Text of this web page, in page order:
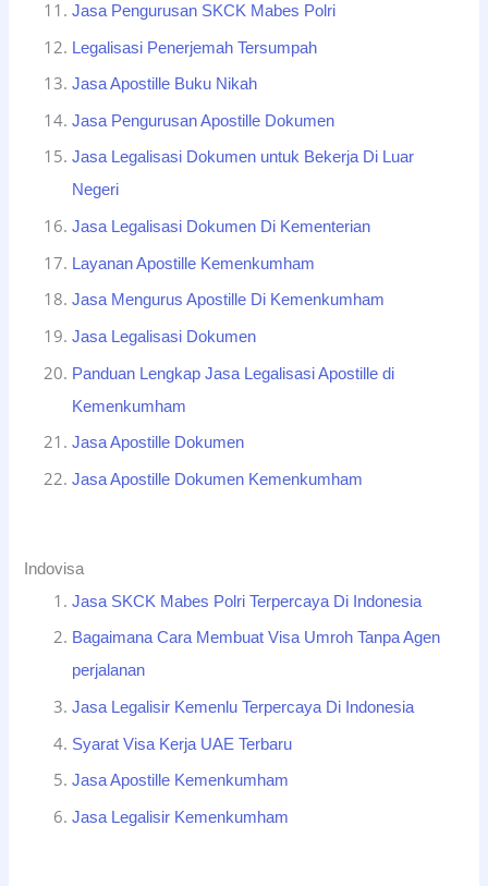
Jasa Pengurusan SKCK Mabes Polri
Legalisasi Penerjemah Tersumpah
Jasa Apostille Buku Nikah
Jasa Pengurusan Apostille Dokumen
Jasa Legalisasi Dokumen untuk Bekerja Di Luar
Negeri
Jasa Legalisasi Dokumen Di Kementerian
Layanan Apostille Kemenkumham
Jasa Mengurus Apostille Di Kemenkumham
Jasa Legalisasi Dokumen
Panduan Lengkap Jasa Legalisasi Apostille di
Kemenkumham
Jasa Apostille Dokumen
Jasa Apostille Dokumen Kemenkumham
Indovisa
Jasa SKCK Mabes Polri Terpercaya Di Indonesia
Bagaimana Cara Membuat Visa Umroh Tanpa Agen
perjalanan
Jasa Legalisir Kemenlu Terpercaya Di Indonesia
Syarat Visa Kerja UAE Terbaru
Jasa Apostille Kemenkumham
Jasa Legalisir Kemenkumham